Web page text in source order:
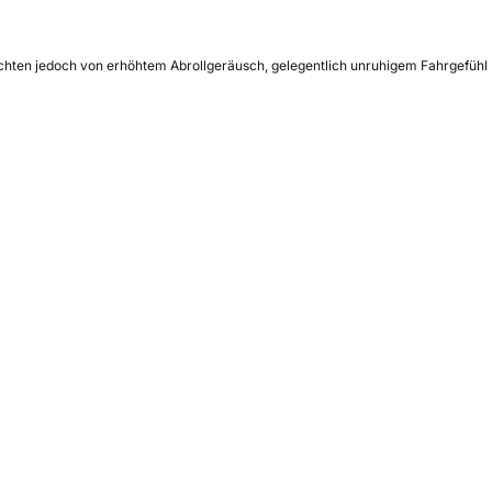
jedoch von erhöhtem Abrollgeräusch, gelegentlich unruhigem Fahrgefühl